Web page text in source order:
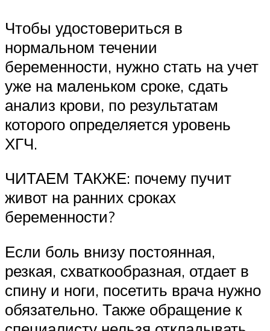
Чтобы удостовериться в
нормальном течении
беременности, нужно стать на учет
уже на маленьком сроке, сдать
анализ крови, по результатам
которого определяется уровень
ХГЧ.
ЧИТАЕМ ТАКЖЕ: почему пучит
живот на ранних сроках
беременности?
Если боль внизу постоянная,
резкая, схваткообразная, отдает в
спину и ноги, посетить врача нужно
обязательно. Также обращение к